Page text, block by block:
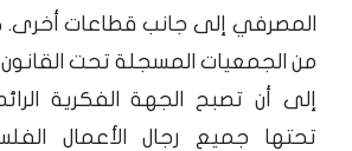
المصرفي إلى جانب قطاعات أخرى.
من الجمعيات المسجلة تحت القانون
إلى أن تصبح الجهة الفكرية
تحتها جميع رجال الأعمال